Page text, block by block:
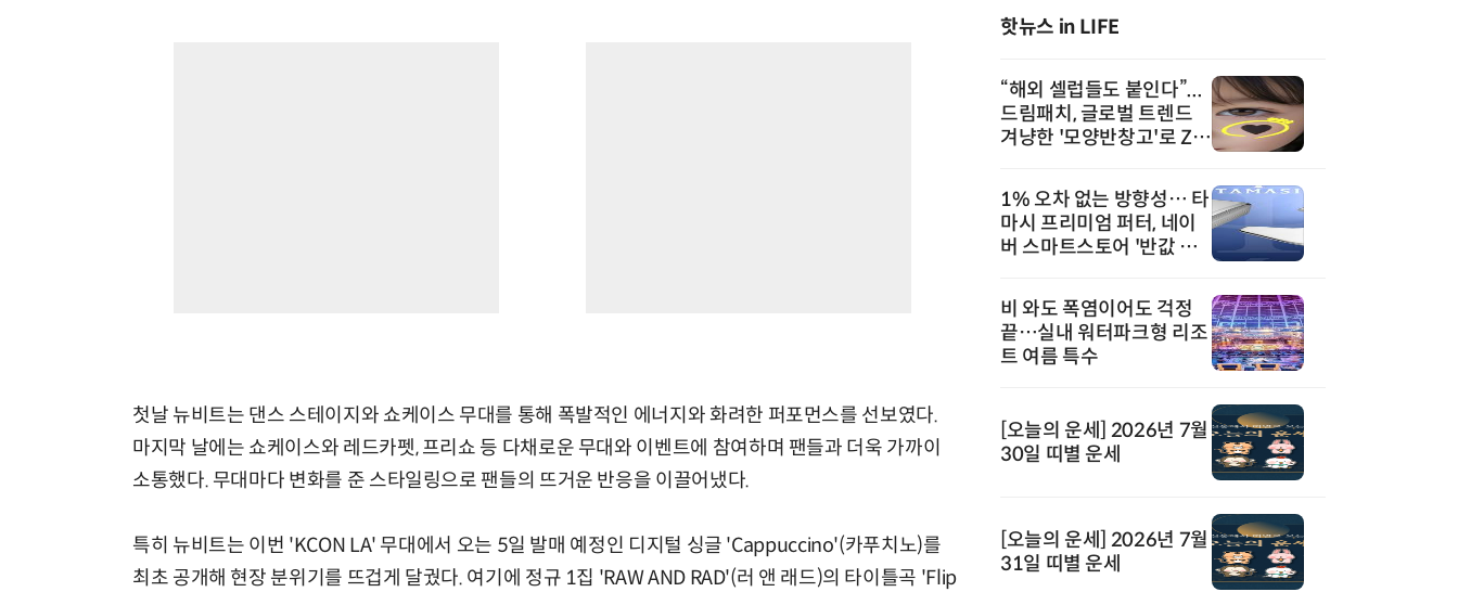
첫날 뉴비트는 댄스 스테이지와 쇼케이스 무대를 통해 폭발적인 에너지와 화려한 퍼포먼스를 선보였다.
마지막 날에는 쇼케이스와 레드카펫, 프리쇼 등 다채로운 무대와 이벤트에 참여하며 팬들과 더욱 가까이
소통했다. 무대마다 변화를 준 스타일링으로 팬들의 뜨거운 반응을 이끌어냈다.
특히 뉴비트는 이번 'KCON LA' 무대에서 오는 5일 발매 예정인 디지털 싱글 'Cappuccino'(카푸치노)를
최초 공개해 현장 분위기를 뜨겁게 달궜다. 여기에 정규 1집 'RAW AND RAD'(러 앤 래드)의 타이틀곡 'Flip
핫뉴스 in LIFE
“해외 셀럽들도 붙인다”...
드림패치, 글로벌 트렌드
겨냥한 '모양반창고'로 Z세
1% 오차 없는 방향성… 타
마시 프리미엄 퍼터, 네이
버 스마트스토어 '반값 할
비 와도 폭염이어도 걱정
끝…실내 워터파크형 리조
트 여름 특수
[오늘의 운세] 2026년 7월
30일 띠별 운세
[오늘의 운세] 2026년 7월
31일 띠별 운세